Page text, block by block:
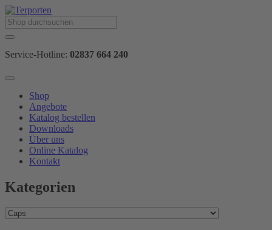
Service-Hotline: 02837 664 240
Shop
Angebote
Katalog bestellen
Downloads
Über uns
Online Katalog
Kontakt
Kategorien